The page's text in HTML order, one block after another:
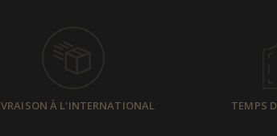
À L'INTERNATIONAL TEMPS